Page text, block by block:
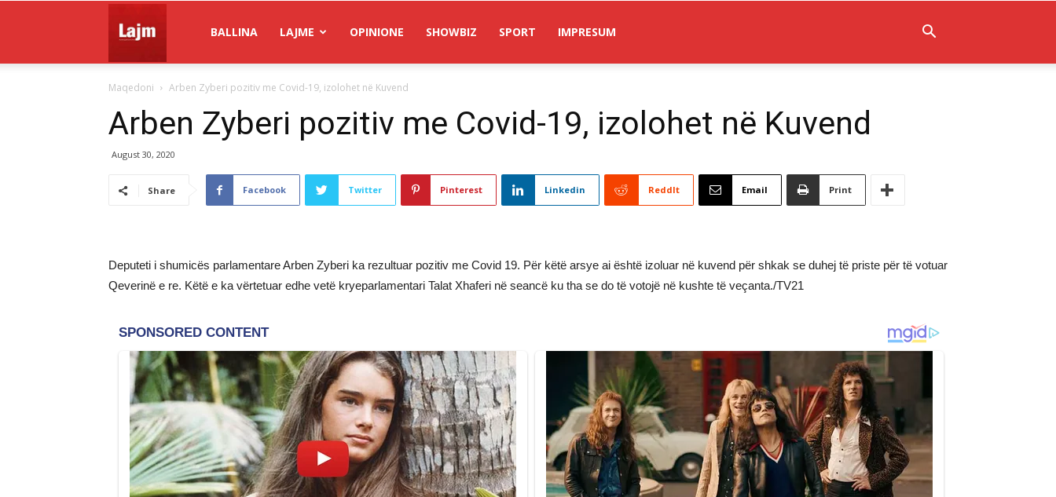
Lajm
BALLINA LAJME OPINIONE SHOWBIZ SPORT IMPRESUM
Maqedoni Arben Zyberi pozitiv me Covid-19, izolohet në Kuvend
Arben Zyberi pozitiv me Covid-19, izolohet në Kuvend
August 30, 2020
Share Facebook Twitter Pinterest Linkedin ReddIt Email Print
Deputeti i shumicës parlamentare Arben Zyberi ka rezultuar pozitiv me Covid 19. Për këtë arsye ai është izoluar në kuvend për shkak se duhej të priste për të votuar
Qeverinë e re. Këtë e ka vërtetuar edhe vetë kryeparlamentari Talat Xhaferi në seancë ku tha se do të votojë në kushte të veçanta./TV21